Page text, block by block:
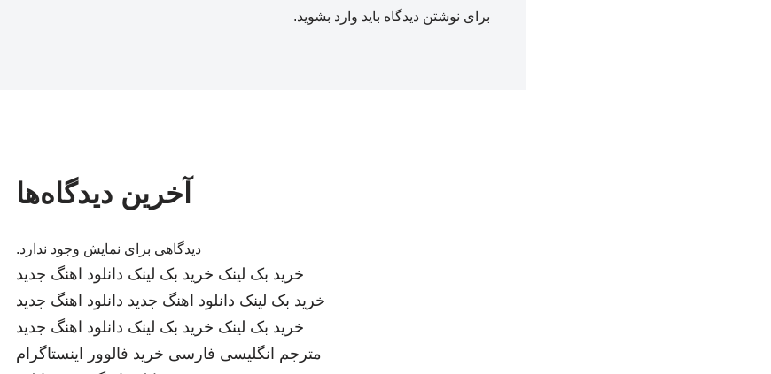
برای نوشتن دیدگاه باید وارد بشوید.
آخرین دیدگاه‌ها
دیدگاهی برای نمایش وجود ندارد.
خرید بک لینک خرید بک لینک دانلود اهنگ جدید
خرید بک لینک دانلود اهنگ جدید دانلود اهنگ جدید
خرید بک لینک خرید بک لینک دانلود اهنگ جدید
مترجم انگلیسی فارسی خرید فالوور اینستاگرام